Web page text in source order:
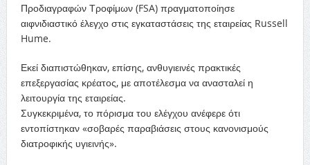
Προδιαγραφών Τροφίμων (FSA) πραγματοποίησε
αιφνιδιαστικό έλεγχο στις εγκαταστάσεις της εταιρείας Russell
Hume.
Εκεί διαπιστώθηκαν, επίσης, ανθυγιεινές πρακτικές
επεξεργασίας κρέατος, με αποτέλεσμα να ανασταλεί η
λειτουργία της εταιρείας.
Συγκεκριμένα, το πόρισμα του ελέγχου ανέφερε ότι
εντοπίστηκαν «σοβαρές παραβιάσεις στους κανονισμούς
διατροφικής υγιεινής».